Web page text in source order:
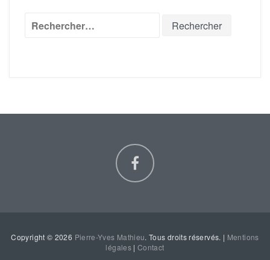
Copyright © 2026 Pierre-Yves Mathieu. Tous droits réservés. | Mentions
légales|Contact